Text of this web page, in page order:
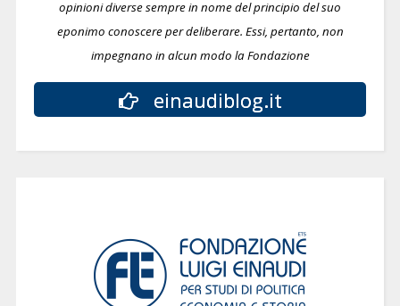
opinioni diverse sempre in nome del principio del suo
eponimo conoscere per deliberare. Essi, pertanto, non
impegnano in alcun modo la Fondazione
einaudiblog.it